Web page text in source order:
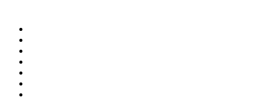
ERSTES
SEEBAD
Sommerfrische
seit
1793.